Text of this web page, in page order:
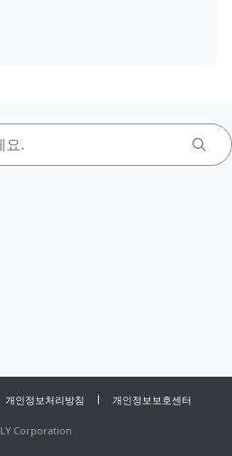
개인정보처리방침 개인정보보호센터
LY Corporation